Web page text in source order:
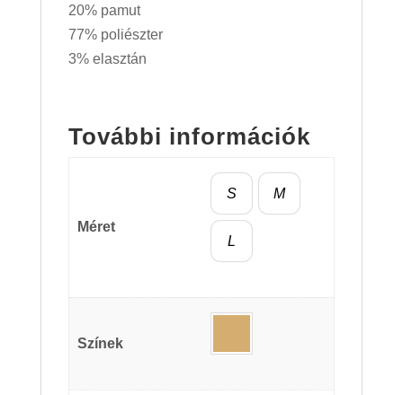
20% pamut
77% poliészter
3% elasztán
További információk
Méret
S M
L
Színek